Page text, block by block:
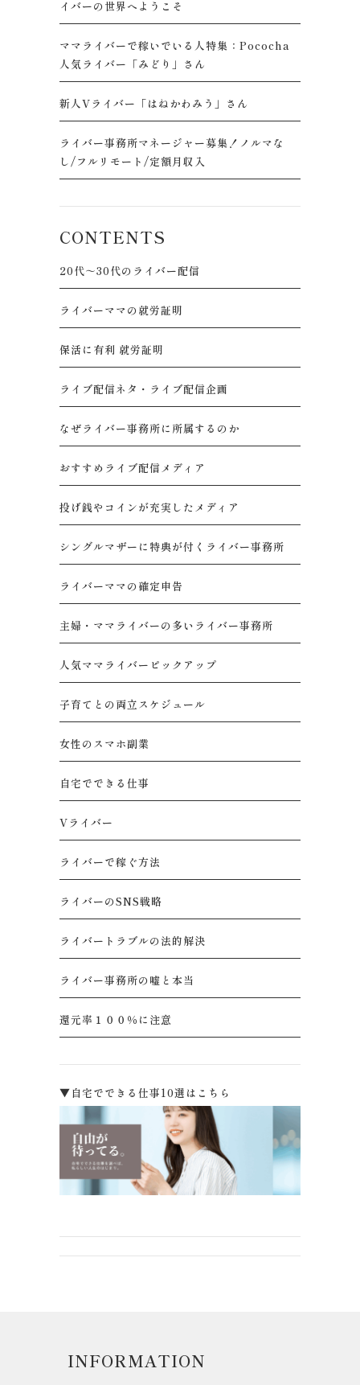
イバーの世界へようこそ
ママライバーで稼いでいる人特集：Pococha
人気ライバー「みどり」さん
新人Vライバー「はねかわみう」さん
ライバー事務所マネージャー募集！ノルマな
し/フルリモート/定額月収入
CONTENTS
20代～30代のライバー配信
ライバーママの就労証明
保活に有利 就労証明
ライブ配信ネタ・ライブ配信企画
なぜライバー事務所に所属するのか
おすすめライブ配信メディア
投げ銭やコインが充実したメディア
シングルマザーに特典が付くライバー事務所
ライバーママの確定申告
主婦・ママライバーの多いライバー事務所
人気ママライバーピックアップ
子育てとの両立スケジュール
女性のスマホ副業
自宅でできる仕事
Vライバー
ライバーで稼ぐ方法
ライバーのSNS戦略
ライバートラブルの法的解決
ライバー事務所の嘘と本当
還元率１００％に注意
▼自宅でできる仕事10選はこちら
INFORMATION